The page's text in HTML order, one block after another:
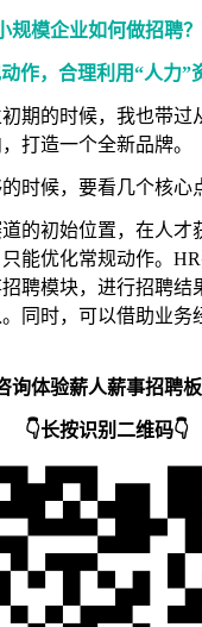
模企业如何做招聘？
作，合理利用“人力”
期的时候，我也带过
打造一个全新品牌。
时候，要看几个核心
的初始位置，在人才
能优化常规动作。
聘模块，进行招聘结
同时，可以借助业务
询体验薪人薪事招聘
👇长按识别二维码👇